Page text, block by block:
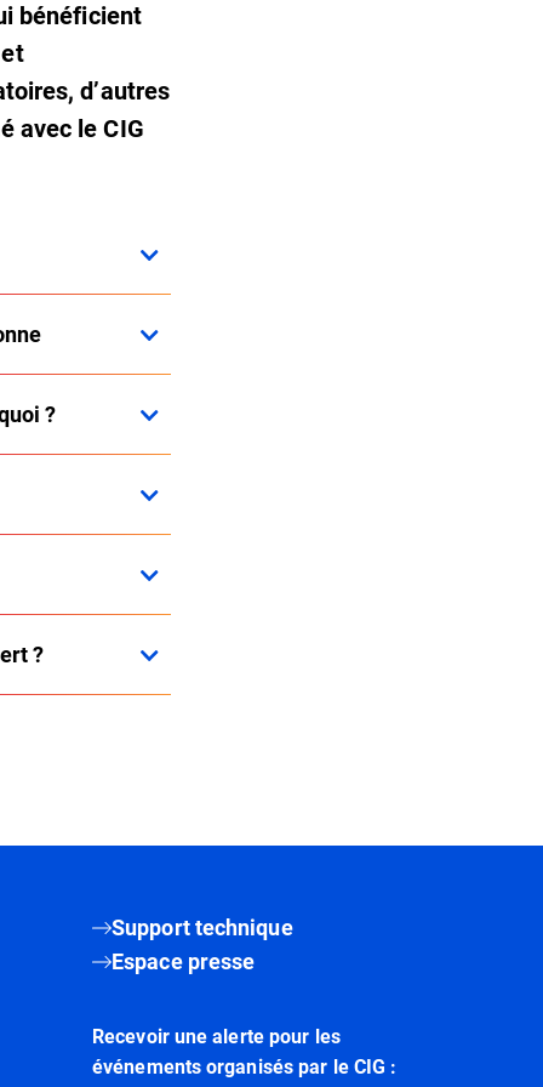
bénéficient
d’autres
avec le CIG
?
?
Support technique
Espace presse
Recevoir une alerte pour les
événements organisés par le CIG :